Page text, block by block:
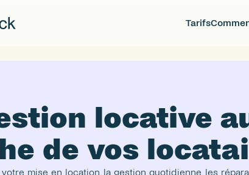
Tarifs
locative
de vos
mise en location, la gestion quotidienne, les